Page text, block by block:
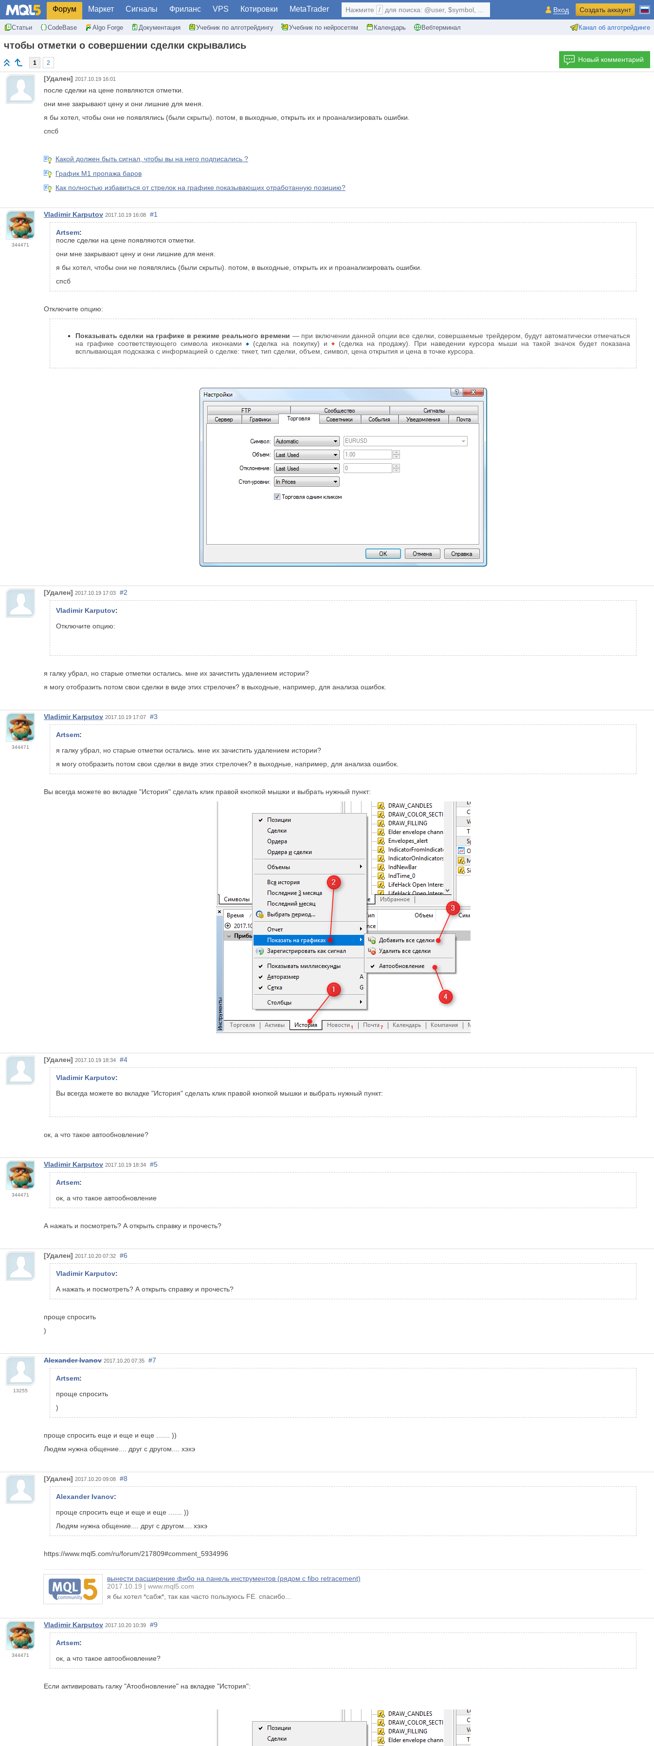
Форум Маркет Сигналы Фриланс VPS Котировки MetaTrader
Статьи CodeBase Algo Forge Документация Учебник по алготрейдингу Учебник по нейросетям Календарь Вебтерминал Канал об алготрейдинге
Нажмите / для поиска: @user, $symbol, ... Вход Создать аккаунт
чтобы отметки о совершении сделки скрывались
1 2 Новый комментарий
[Удален] 2017.10.19 16:01
после сделки на цене появляются отметки.
они мне закрывают цену и они лишние для меня.
я бы хотел, чтобы они не появлялись (были скрыты). потом, в выходные, открыть их и проанализировать ошибки.
спсб
Какой должен быть сигнал, чтобы вы на него подписались ?
График М1 пропажа баров
Как полностью избавиться от стрелок на графике показывающих отработанную позицию?
344471
Vladimir Karputov 2017.10.19 16:08 #1
Artsem:
после сделки на цене появляются отметки.
они мне закрывают цену и они лишние для меня.
я бы хотел, чтобы они не появлялись (были скрыты). потом, в выходные, открыть их и проанализировать ошибки.
спсб
Отключите опцию:
Показывать сделки на графике в режиме реального времени — при включении данной опции все сделки, совершаемые трейдером, будут автоматически отмечаться
на графике соответствующего символа иконками
(сделка на покупку) и
(сделка на продажу). При наведении курсора мыши на такой значок будет показана
всплывающая подсказка с информацией о сделке: тикет, тип сделки, объем, символ, цена открытия и цена в точке курсора.
[Удален] 2017.10.19 17:03 #2
Vladimir Karputov:
Отключите опцию:
я галку убрал, но старые отметки остались. мне их зачистить удалением истории?
я могу отобразить потом свои сделки в виде этих стрелочек? в выходные, например, для анализа ошибок.
344471
Vladimir Karputov 2017.10.19 17:07 #3
Artsem:
я галку убрал, но старые отметки остались. мне их зачистить удалением истории?
я могу отобразить потом свои сделки в виде этих стрелочек? в выходные, например, для анализа ошибок.
Вы всегда можете во вкладке "История" сделать клик правой кнопкой мышки и выбрать нужный пункт:
[Удален] 2017.10.19 18:34 #4
Vladimir Karputov:
Вы всегда можете во вкладке "История" сделать клик правой кнопкой мышки и выбрать нужный пункт:
ок, а что такое автообновление?
344471
Vladimir Karputov 2017.10.19 18:34 #5
Artsem:
ок, а что такое автообновление
А нажать и посмотреть? А открыть справку и прочесть?
[Удален] 2017.10.20 07:32 #6
Vladimir Karputov:
А нажать и посмотреть? А открыть справку и прочесть?
проще спросить
)
13255
Alexander Ivanov 2017.10.20 07:35 #7
Artsem:
проще спросить
)
проще спросить еще и еще и еще ....... ))
Людям нужна общение.... друг с другом.... хэхэ
[Удален] 2017.10.20 09:08 #8
Alexander Ivanov:
проще спросить еще и еще и еще ....... ))
Людям нужна общение.... друг с другом.... хэхэ
https://www.mql5.com/ru/forum/217809#comment_5934996
вынести расширение фибо на панель инструментов (рядом с fibo retracement)
2017.10.19
www.mql5.com
я бы хотел *сабж*, так как часто пользуюсь FE. спасибо...
344471
Vladimir Karputov 2017.10.20 10:39 #9
Artsem:
ок, а что такое автообновление?
Если активировать галку "Атообновление" на вкладке "История":